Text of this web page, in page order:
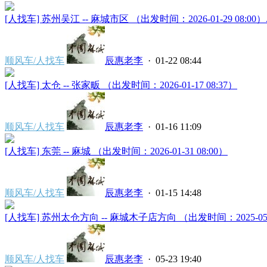
[人找车] 苏州吴江 -- 麻城市区 （出发时间：2026-01-29 08:00）
顺风车/人找车 辰惠老李 · 01-22 08:44
[人找车] 太仓 -- 张家畈 （出发时间：2026-01-17 08:37）
顺风车/人找车 辰惠老李 · 01-16 11:09
[人找车] 东莞 -- 麻城 （出发时间：2026-01-31 08:00）
顺风车/人找车 辰惠老李 · 01-15 14:48
[人找车] 苏州太仓方向 -- 麻城木子店方向 （出发时间：2025-
顺风车/人找车 辰惠老李 · 05-23 19:40